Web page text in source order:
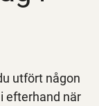
utfört någon
efterhand när